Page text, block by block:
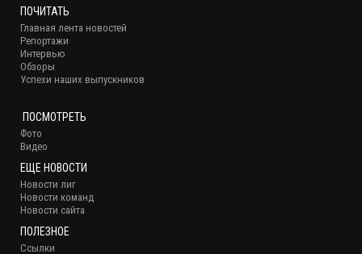
ПОЧИТАТЬ
Главная лента новостей
Репортажи
Интервью
Обзоры
Успехи наших выпускников
ПОСМОТРЕТЬ
Фото
Видео
ЕЩЕ НОВОСТИ
Новости лиг
Новости команд
Новости сайта
ПОЛЕЗНОЕ
Ссылки